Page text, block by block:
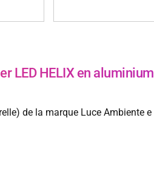
LED HELIX en aluminium
de la marque Luce Ambiente e